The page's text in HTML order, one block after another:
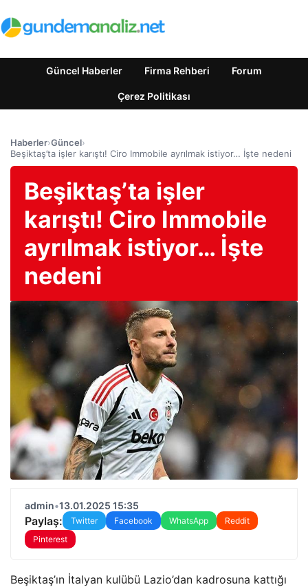
Güncel Haberler Firma Rehberi Forum
Çerez Politikası
Haberler›Güncel›
Beşiktaş’ta işler karıştı! Ciro Immobile ayrılmak istiyor… İşte nedeni
Beşiktaş’ta işler
karıştı! Ciro Immobile
ayrılmak istiyor… İşte
nedeni
admin•13.01.2025 15:35
Paylaş: Twitter Facebook WhatsApp
Reddit
Pinterest
Beşiktaş’ın İtalyan kulübü Lazio’dan kadrosuna kattığı